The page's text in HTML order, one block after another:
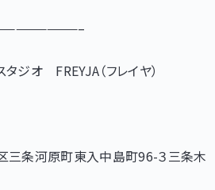
タジオ FREYJA（フレイヤ）
三条河原町東入中島町96-３三条木